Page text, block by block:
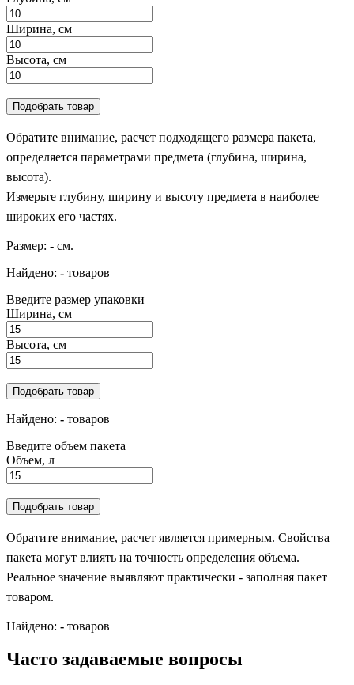
Ширина, см
Высота, см
Подобрать товар
Обратите внимание, расчет подходящего размера пакета,
определяется параметрами предмета (глубина, ширина,
высота).
Измерьте глубину, ширину и высоту предмета в наиболее
широких его частях.
Размер: - см.
Найдено: - товаров
Введите размер упаковки
Ширина, см
Высота, см
Подобрать товар
Найдено: - товаров
Введите объем пакета
Объем, л
Подобрать товар
Обратите внимание, расчет является примерным. Свойства
пакета могут влиять на точность определения объема.
Реальное значение выявляют практически - заполняя пакет
товаром.
Найдено: - товаров
Часто задаваемые вопросы